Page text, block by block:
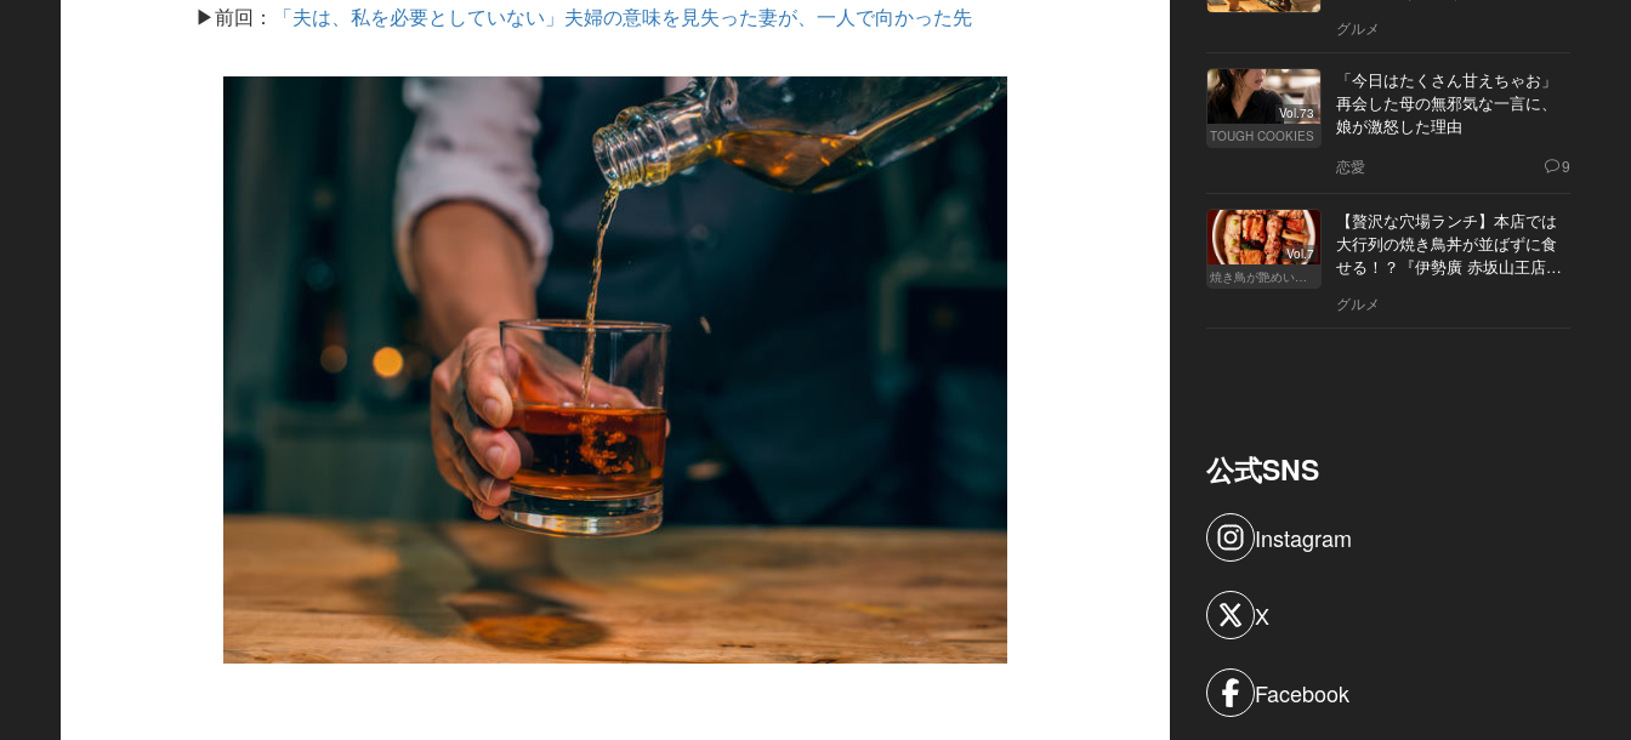
▶前回： 「夫は、私を必要としていない」夫婦の意味を見失った妻が、一人で向かった先 グルメ
Vol.73
TOUGH COOKIES
「今日はたくさん甘えちゃお」
再会した母の無邪気な一言に、
娘が激怒した理由
恋愛 9
Vol.7
焼き鳥が艶めいてきた
【贅沢な穴場ランチ】本店では
大行列の焼き鳥丼が並ばずに食
せる！？『伊勢廣 赤坂山王店』
グルメ
公式SNS
Instagram
X
Facebook